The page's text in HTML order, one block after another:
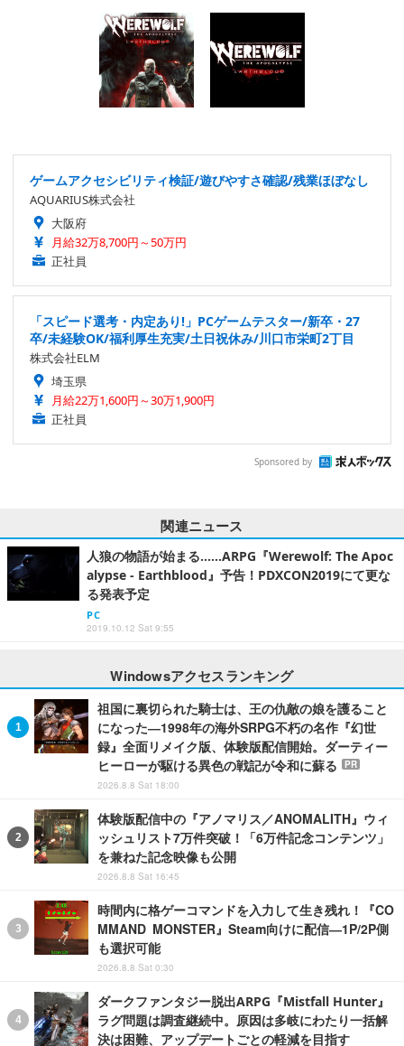
ゲームアクセシビリティ検証/遊びやすさ確認/残業ほぼなし
AQUARIUS株式会社
大阪府
月給32万8,700円～50万円
正社員
「スピード選考・内定あり!」PCゲームテスター/新卒・27
卒/未経験OK/福利厚生充実/土日祝休み/川口市栄町2丁目
株式会社ELM
埼玉県
月給22万1,600円～30万1,900円
正社員
Sponsored by
関連ニュース
人狼の物語が始まる……ARPG『Werewolf: The Apoc
alypse - Earthblood』予告！PDXCON2019にて更な
る発表予定
PC
2019.10.12 Sat 9:55
Windowsアクセスランキング
祖国に裏切られた騎士は、王の仇敵の娘を護ること
になった―1998年の海外SRPG不朽の名作『幻世
録』全面リメイク版、体験版配信開始。ダーティー
ヒーローが駆ける異色の戦記が令和に蘇る
PR
2026.8.8 Sat 18:00
体験版配信中の『アノマリス／ANOMALITH』ウィ
ッシュリスト7万件突破！「6万件記念コンテンツ」
を兼ねた記念映像も公開
2026.8.8 Sat 16:45
時間内に格ゲーコマンドを入力して生き残れ！『CO
MMAND MONSTER』Steam向けに配信―1P/2P側
も選択可能
2026.8.8 Sat 0:30
ダークファンタジー脱出ARPG『Mistfall Hunter』
ラグ問題は調査継続中。原因は多岐にわたり一括解
決は困難、アップデートごとの軽減を目指す